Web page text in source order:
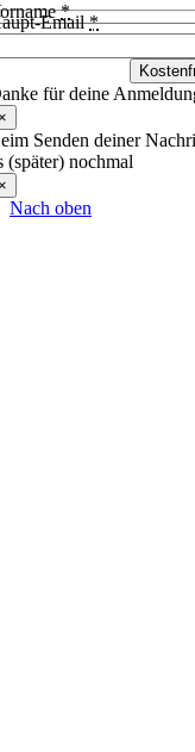
*
Email*
für deine
Senden deiner
(später) nochmal
Nach oben